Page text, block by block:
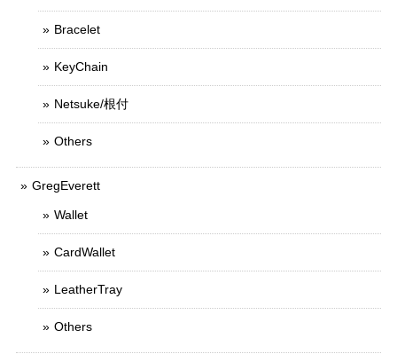
Bracelet
KeyChain
Netsuke/根付
Others
GregEverett
Wallet
CardWallet
LeatherTray
Others